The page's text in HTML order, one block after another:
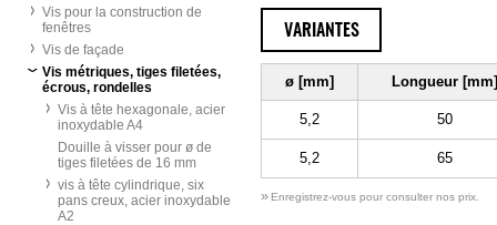
Vis pour la construction de
fenêtres
Vis de façade
Vis métriques, tiges filetées,
écrous, rondelles
Vis à tête hexagonale, acier
inoxydable A4
Douille à visser pour ø de
tiges filetées de 16 mm
vis à tête cylindrique, six
pans creux, acier inoxydable
A2
VARIANTES
ø [mm] Longueur [mm]
5,2 50
5,2 65
» Enregistrez-vous pour consulter nos prix.